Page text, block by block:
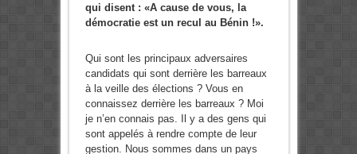
qui disent : «A cause de vous, la
démocratie est un recul au Bénin !».
Qui sont les principaux adversaires
candidats qui sont derrière les barreaux
à la veille des élections ? Vous en
connaissez derrière les barreaux ? Moi
je n’en connais pas. Il y a des gens qui
sont appelés à rendre compte de leur
gestion. Nous sommes dans un pays